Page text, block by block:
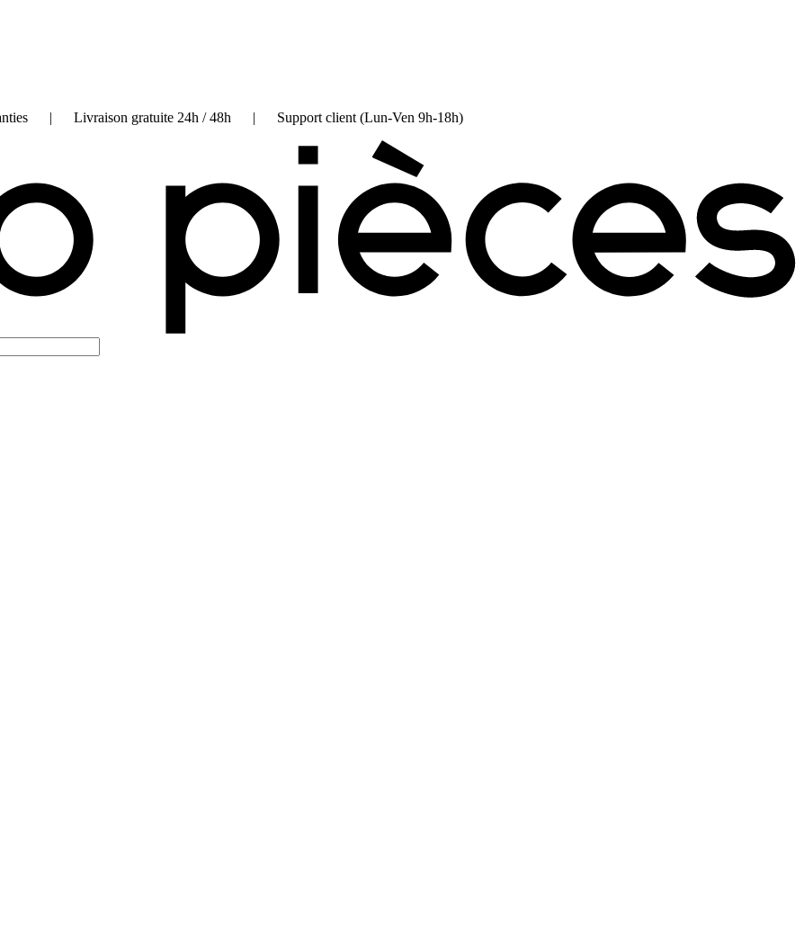
garanties | Livraison gratuite 24h / 48h | Support client (Lun-Ven 9h-18h)